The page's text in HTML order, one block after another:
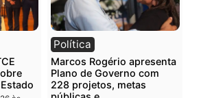
o policiamento interno e
com cerca de 300 policiais
estratégicos, diariamente,
e protegendo a população.
militares do 1º Batalhão, que é o